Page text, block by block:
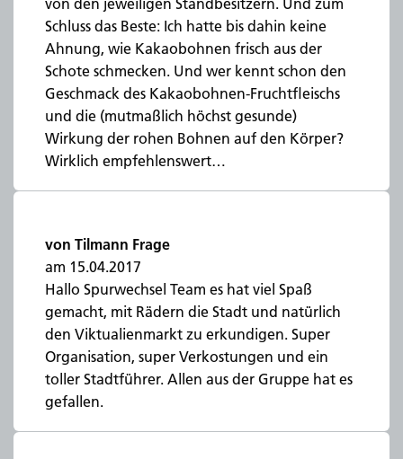
von den jeweiligen Standbesitzern. Und zum
Schluss das Beste: Ich hatte bis dahin keine
Ahnung, wie Kakaobohnen frisch aus der
Schote schmecken. Und wer kennt schon den
Geschmack des Kakaobohnen-Fruchtfleischs
und die (mutmaßlich höchst gesunde)
Wirkung der rohen Bohnen auf den Körper?
Wirklich empfehlenswert…
von Tilmann Frage
am 15.04.2017
Hallo Spurwechsel Team es hat viel Spaß
gemacht, mit Rädern die Stadt und natürlich
den Viktualienmarkt zu erkundigen. Super
Organisation, super Verkostungen und ein
toller Stadtführer. Allen aus der Gruppe hat es
gefallen.